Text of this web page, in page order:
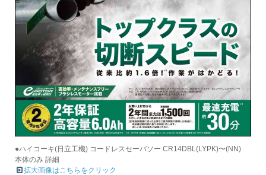
●ハイコーキ(日立工機) コードレスセーバソー CR14DBL(LYPK)〜(NN)
本体のみ 詳細
拡大画像はこちらをクリック